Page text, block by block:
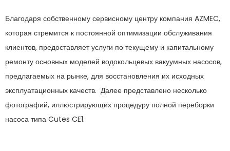
Благодаря собственному сервисному центру компания AZMEC,
которая стремится к постоянной оптимизации обслуживания
клиентов, предоставляет услуги по текущему и капитальному
ремонту основных моделей водокольцевых вакуумных насосов,
предлагаемых на рынке, для восстановления их исходных
эксплуатационных качеств. Далее представлено несколько
фотографий, иллюстрирующих процедуру полной переборки
насоса типа Cutes CE1.